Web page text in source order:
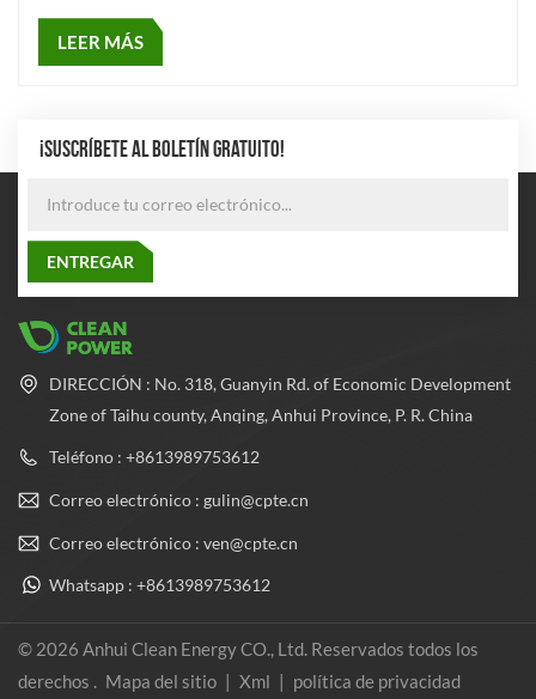
LEER MÁS
¡SUSCRÍBETE AL BOLETÍN GRATUITO!
DIRECCIÓN : No. 318, Guanyin Rd. of Economic Development
Zone of Taihu county, Anqing, Anhui Province, P. R. China
Teléfono : +8613989753612
Correo electrónico : gulin@cpte.cn
Correo electrónico : ven@cpte.cn
Whatsapp : +8613989753612
© 2026 Anhui Clean Energy CO., Ltd. Reservados todos los
derechos . Mapa del sitio | Xml | política de privacidad